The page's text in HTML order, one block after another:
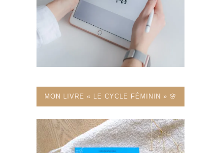
MON LIVRE « LE CYCLE FÉMININ » 🌸